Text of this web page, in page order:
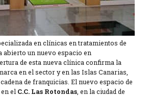
en clínicas en tratamientos de
abierto un nuevo espacio en
de esta nueva clínica confirma la
en el sector y en las Islas Canarias,
de franquicias. El nuevo espacio de
el C.C. Las Rotondas , en la ciudad de